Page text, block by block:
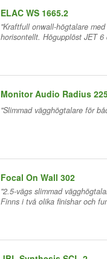
ELAC WS 1665.2
"Kraftfull onwall-högtalare
horisontellt. Högupplöst JET
Monitor Audio Radius
"Slimmad vägghögtalare för
Focal On Wall 302
"2.5-vägs slimmad
Finns i två olika finishar och